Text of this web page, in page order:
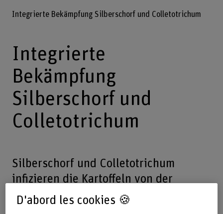
Integrierte Bekämpfung Silberschorf und Colletotrichum
Integrierte
Bekämpfung
Silberschorf und
Colletotrichum
Silberschorf und Colletotrichum
infizieren die Kartoffeln von der
Pflanzung bis zur Abpackung nach der
D'abord les cookies 🍪